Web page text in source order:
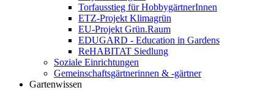
Torfausstieg für HobbygärtnerInnen
ETZ-Projekt Klimagrün
EU-Projekt Grün.Raum
EDUGARD - Education in Gardens
ReHABITAT Siedlung
Soziale Einrichtungen
Gemeinschaftsgärtnerinnen & -gärtner
Gartenwissen